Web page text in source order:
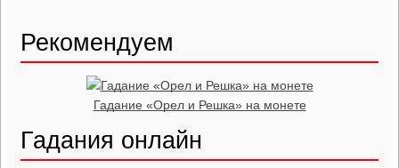
Рекомендуем
Гадание «Орел и Решка» на монете
Гадания онлайн